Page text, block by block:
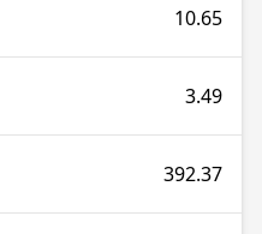
10.65
3.49
392.37